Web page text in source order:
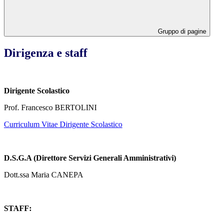
Gruppo di pagine
Dirigenza e staff
Dirigente Scolastico
Prof. Francesco BERTOLINI
Curriculum Vitae Dirigente Scolastico
D.S.G.A (Direttore Servizi Generali Amministrativi)
Dott.ssa Maria CANEPA
STAFF: